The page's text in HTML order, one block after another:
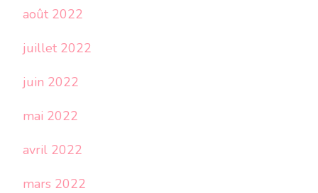
août 2022
juillet 2022
juin 2022
mai 2022
avril 2022
mars 2022